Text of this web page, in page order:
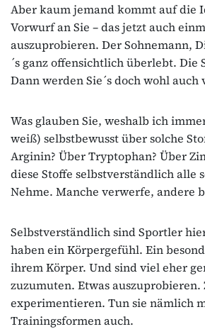
Aber kaum jemand kommt auf die
Vorwurf an Sie – das jetzt auch
auszuprobieren. Der Sohnemann,
´s ganz offensichtlich überlebt. Die
Dann werden Sie´s doch wohl auch
Was glauben Sie, weshalb ich
weiß) selbstbewusst über solche
Arginin? Über Tryptophan? Über
diese Stoffe selbstverständlich alle
Nehme. Manche verwerfe, andere
Selbstverständlich sind Sportler
haben ein Körpergefühl. Ein
ihrem Körper. Und sind viel eher
zuzumuten. Etwas auszuprobieren.
experimentieren. Tun sie nämlich
Trainingsformen auch.